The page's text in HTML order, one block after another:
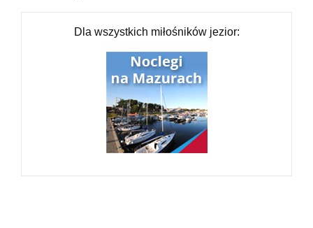
Dla wszystkich miłośników jezior: